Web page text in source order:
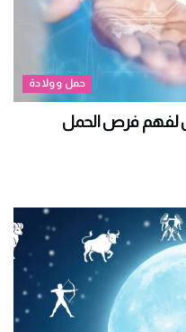
حمل وولادة
لفهم فرص الحمل